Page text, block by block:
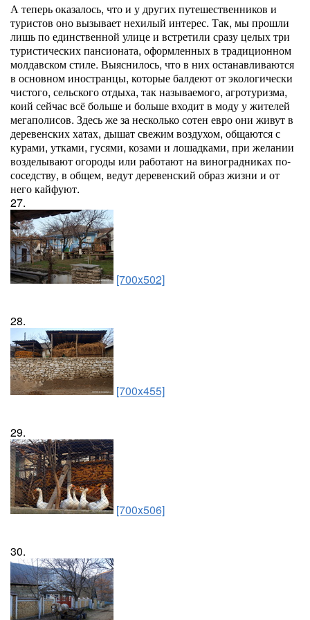
А теперь оказалось, что и у других путешественников и
туристов оно вызывает нехилый интерес. Так, мы прошли
лишь по единственной улице и встретили сразу целых три
туристических пансионата, оформленных в традиционном
молдавском стиле. Выяснилось, что в них останавливаются
в основном иностранцы, которые балдеют от экологически
чистого, сельского отдыха, так называемого, агротуризма,
коий сейчас всё больше и больше входит в моду у жителей
мегаполисов. Здесь же за несколько сотен евро они живут в
деревенских хатах, дышат свежим воздухом, общаются с
курами, утками, гусями, козами и лошадками, при желании
возделывают огороды или работают на виноградниках по-
соседству, в общем, ведут деревенский образ жизни и от
него кайфуют.
27.
[700x502]
28.
[700x455]
29.
[700x506]
30.